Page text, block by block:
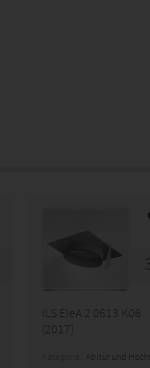
ILS EleA 2 0613 K06
(2017)
Abitur und